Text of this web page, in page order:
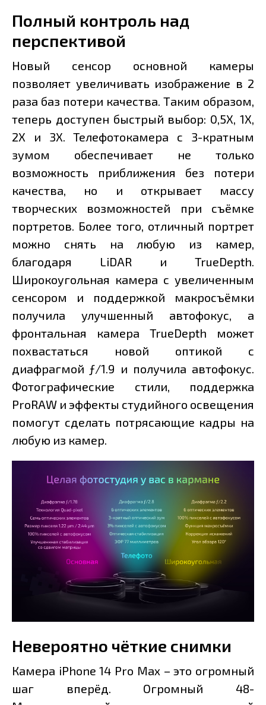
Полный контроль над
перспективой
Новый сенсор основной камеры
позволяет увеличивать изображение в 2
раза баз потери качества. Таким образом,
теперь доступен быстрый выбор: 0,5X, 1X,
2X и 3X. Телефотокамера с 3-кратным
зумом обеспечивает не только
возможность приближения без потери
качества, но и открывает массу
творческих возможностей при съёмке
портретов. Более того, отличный портрет
можно снять на любую из камер,
благодаря LiDAR и TrueDepth.
Широкоугольная камера с увеличенным
сенсором и поддержкой макросъёмки
получила улучшенный автофокус, а
фронтальная камера TrueDepth может
похвастаться новой оптикой с
диафрагмой ƒ/1.9 и получила автофокус.
Фотографические стили, поддержка
ProRAW и эффекты студийного освещения
помогут сделать потрясающие кадры на
любую из камер.
Невероятно чёткие снимки
Камера iPhone 14 Pro Max – это огромный
шаг вперёд. Огромный 48-